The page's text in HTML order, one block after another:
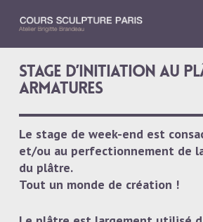
Stage d’initiation au
armatures
Le stage de week-end est
et/ou au perfectionnement de
du plâtre.
Tout un monde de création !